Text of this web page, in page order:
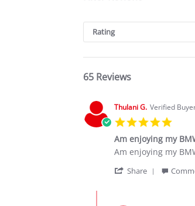
Rating
65 Reviews
Thulani G. Verified
rating
Am enjoying my
Review
Thulani
review
Am
Am enjoying my
Share